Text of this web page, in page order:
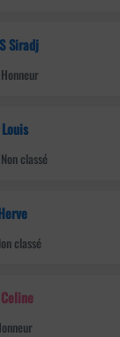
Siradj
Louis
classé
classé
Celine